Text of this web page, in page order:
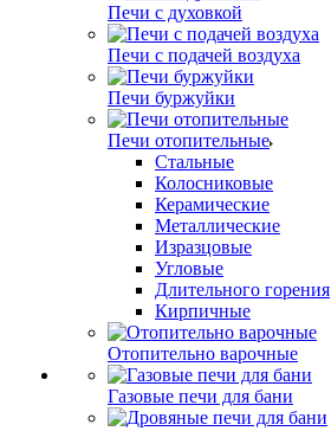
Печи с духовкой
Печи с подачей воздуха
Печи буржуйки
Печи отопительные
Стальные
Колосниковые
Керамические
Металлические
Изразцовые
Угловые
Длительного горения
Кирпичные
Отопительно варочные
Газовые печи для бани